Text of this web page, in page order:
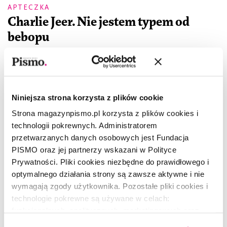
Niniejsza strona korzysta z plików cookie
Strona magazynpismo.pl korzysta z plików cookies i
technologii pokrewnych. Administratorem
przetwarzanych danych osobowych jest Fundacja
PISMO oraz jej partnerzy wskazani w Polityce
Prywatności. Pliki cookies niezbędne do prawidłowego i
optymalnego działania strony są zawsze aktywne i nie
wymagają zgody użytkownika. Pozostałe pliki cookies i
technologie pokrewne są używane w celach:
APTECZKA
Charlie Jeer. Nie jestem typem od
bebopu
CHARLIE JEER MATEUSZ ROESLER